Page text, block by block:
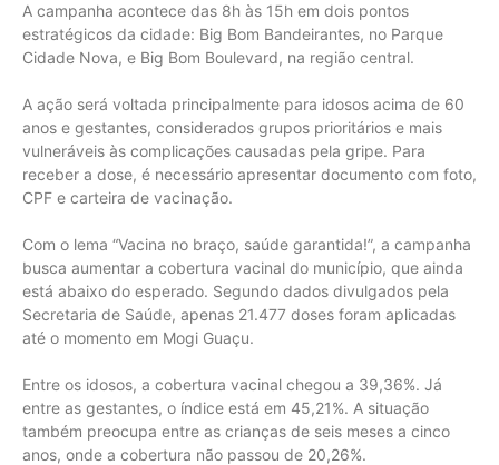
A campanha acontece das 8h às 15h em dois pontos
estratégicos da cidade: Big Bom Bandeirantes, no Parque
Cidade Nova, e Big Bom Boulevard, na região central.
A ação será voltada principalmente para idosos acima de 60
anos e gestantes, considerados grupos prioritários e mais
vulneráveis às complicações causadas pela gripe. Para
receber a dose, é necessário apresentar documento com foto,
CPF e carteira de vacinação.
Com o lema “Vacina no braço, saúde garantida!”, a campanha
busca aumentar a cobertura vacinal do município, que ainda
está abaixo do esperado. Segundo dados divulgados pela
Secretaria de Saúde, apenas 21.477 doses foram aplicadas
até o momento em Mogi Guaçu.
Entre os idosos, a cobertura vacinal chegou a 39,36%. Já
entre as gestantes, o índice está em 45,21%. A situação
também preocupa entre as crianças de seis meses a cinco
anos, onde a cobertura não passou de 20,26%.